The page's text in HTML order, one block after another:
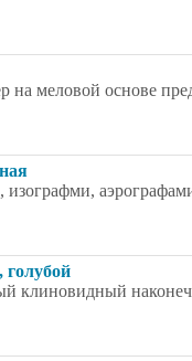
меловой основе
клиновидный